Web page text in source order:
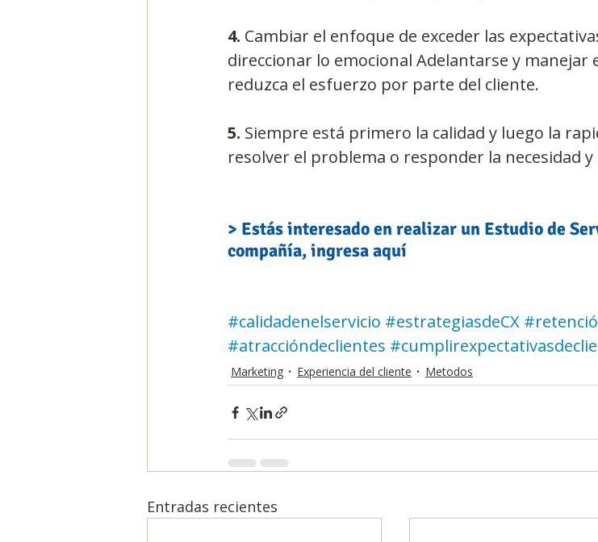
4. Cambiar el enfoque de exceder las
direccionar lo emocional Adelantarse y manejar
reduzca el esfuerzo por parte del cliente.
5. Siempre está primero la calidad y luego la
resolver el problema o responder la necesidad
> Estás interesado en realizar un Estudio de
compañía, ingresa aquí
#calidadenelservicio #estrategiasdeCX
#atraccióndeclientes
Marketing Experiencia del cliente Metodos
Entradas recientes